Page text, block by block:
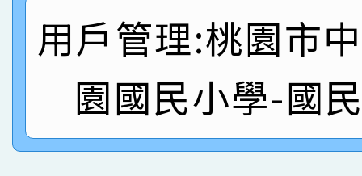
創客第三名。
賽 洪綺君教師榮獲社
名
賀！本校阿巴斯O蜜、
倩參加桃園市科展 國
名 指導老師王老師、
賀！本校四年二班張O
園市英語競賽國小朗
指導老師林老師
賀！本校參加桃園市中
賽 劉文瑛教師榮獲教
賀！本校參與2026世
用戶管理:桃園市
園國民小學-國